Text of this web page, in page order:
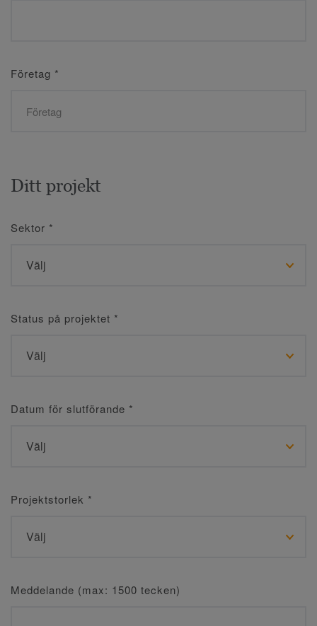
Företag *
Ditt projekt
Sektor *
Status på projektet *
Datum för slutförande *
Projektstorlek *
Meddelande (max: 1500 tecken)